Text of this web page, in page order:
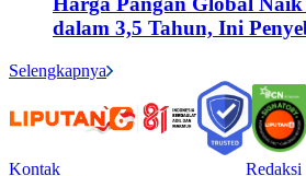
dalam 3,5 Tahun, Ini
Selengkapnya
Kontak
Redaksi